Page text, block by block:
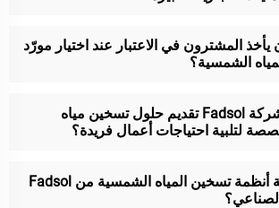
المشترون في الاعتبار عند اختيار مورّد
الشمسية؟
هل يمكن لشركة Fadsol تقديم حلول تسخين مياه
لتلبية احتياجات أعمال فريدة؟
كم هي متانة أنظمة تسخين المياه الشمسية من Fadsol